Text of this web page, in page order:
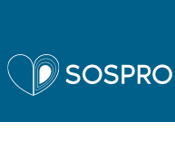
Sospro